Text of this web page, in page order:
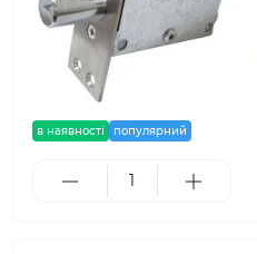
в наявності популярний